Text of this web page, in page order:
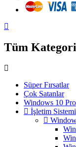
Tüm
Süper Fırsatlar
Çok Satanlar
Windows 10 Pro
İşletim Sistemi